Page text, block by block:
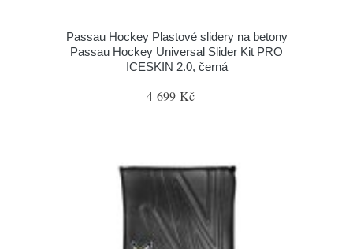
Passau Hockey Plastové slidery na betony
Passau Hockey Universal Slider Kit PRO
ICESKIN 2.0, černá
4 699 Kč